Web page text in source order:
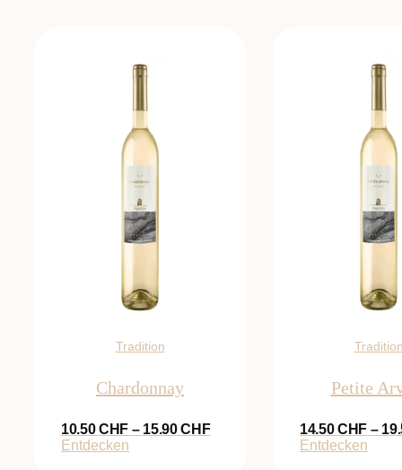
Tradition
Chardonnay
10.50CHF – 15.90CHFPreisspanne:
Entdecken
Petite
14.50CHF –
Entdecken